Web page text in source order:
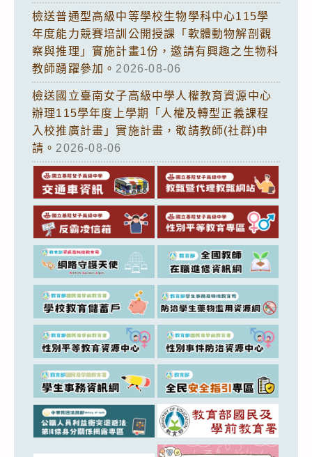
檢送普通型高級中等學校生物學科中心115學
年度能力競賽培訓公開授課「軟體動物解剖觀
察與推理」實施計畫1份，邀請有興趣之生物科
教師踴躍參加。 2026-08-06
檢送國立臺南女子高級中學人權教育資源中心
辦理115學年度上學期「人權及轉型正義課程
入校推廣計畫」實施計畫，敬請教師(社群)申
請。 2026-08-06